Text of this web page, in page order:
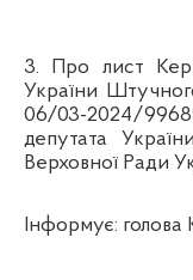
3. Про лист
України
06/03-2024/
депутата
Верховної Ради
Інформує: голова